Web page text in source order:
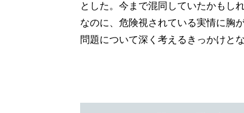
とした。今まで混同していたかもし
なのに、危険視されている実情に胸
問題について深く考えるきっかけと